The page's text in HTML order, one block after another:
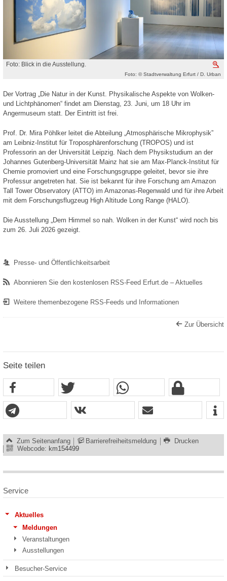
Foto: Blick in die Ausstellung.
Foto: © Stadtverwaltung Erfurt / D. Urban
Der Vortrag „Die Natur in der Kunst. Physikalische Aspekte von Wolken-
und Lichtphänomen“ findet am Dienstag, 23. Juni, um 18 Uhr im
Angermuseum statt. Der Eintritt ist frei.
Prof. Dr. Mira Pöhlker leitet die Abteilung „Atmosphärische Mikrophysik”
am Leibniz-Institut für Troposphärenforschung (TROPOS) und ist
Professorin an der Universität Leipzig. Nach dem Physikstudium an der
Johannes Gutenberg-Universität Mainz hat sie am Max-Planck-Institut für
Chemie promoviert und eine Forschungsgruppe geleitet, bevor sie ihre
Professur angetreten hat. Sie ist bekannt für ihre Forschung am Amazon
Tall Tower Observatory (ATTO) im Amazonas-Regenwald und für ihre Arbeit
mit dem Forschungsflugzeug High Altitude Long Range (HALO).
Die Ausstellung „Dem Himmel so nah. Wolken in der Kunst“ wird noch bis
zum 26. Juli 2026 gezeigt.
Presse- und Öffentlichkeitsarbeit
Abonnieren Sie den kostenlosen RSS-Feed Erfurt.de – Aktuelles
Weitere themenbezogene RSS-Feeds und Informationen
Zur Übersicht
Seite teilen
Zum Seitenanfang Barrierefreiheitsmeldung
Drucken
Webcode: km154499
Service
Aktuelles
Meldungen
Veranstaltungen
Ausstellungen
Besucher-Service